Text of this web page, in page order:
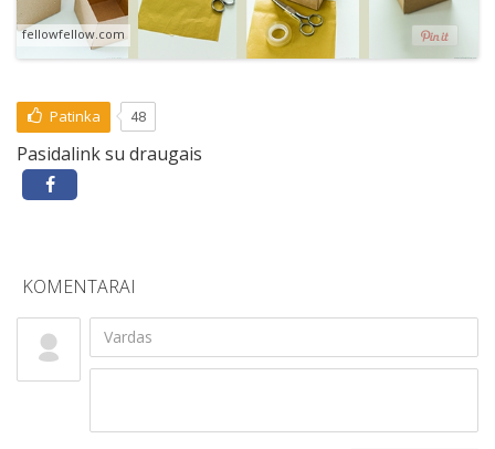
fellowfellow.com
Patinka 48
Pasidalink su draugais
KOMENTARAI